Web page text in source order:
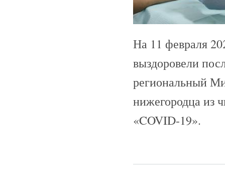
На 11 февраля
выздоровели
региональный
нижегородца из
«COVID-19».